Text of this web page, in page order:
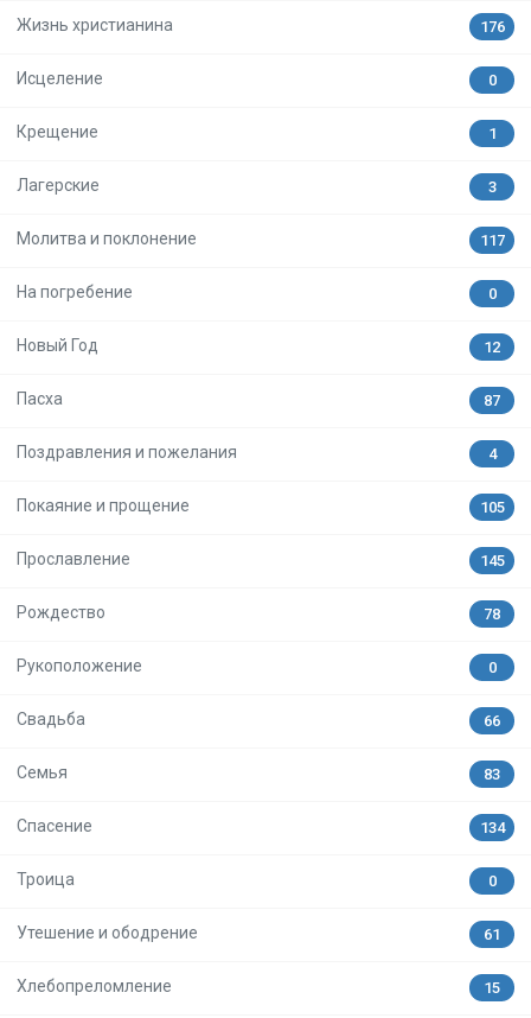
Жизнь христианина 176
Исцеление 0
Крещение 1
Лагерские 3
Молитва и поклонение 117
На погребение 0
Новый Год 12
Пасха 87
Поздравления и пожелания 4
Покаяние и прощение 105
Прославление 145
Рождество 78
Рукоположение 0
Свадьба 66
Семья 83
Спасение 134
Троица 0
Утешение и ободрение 61
Хлебопреломление 15